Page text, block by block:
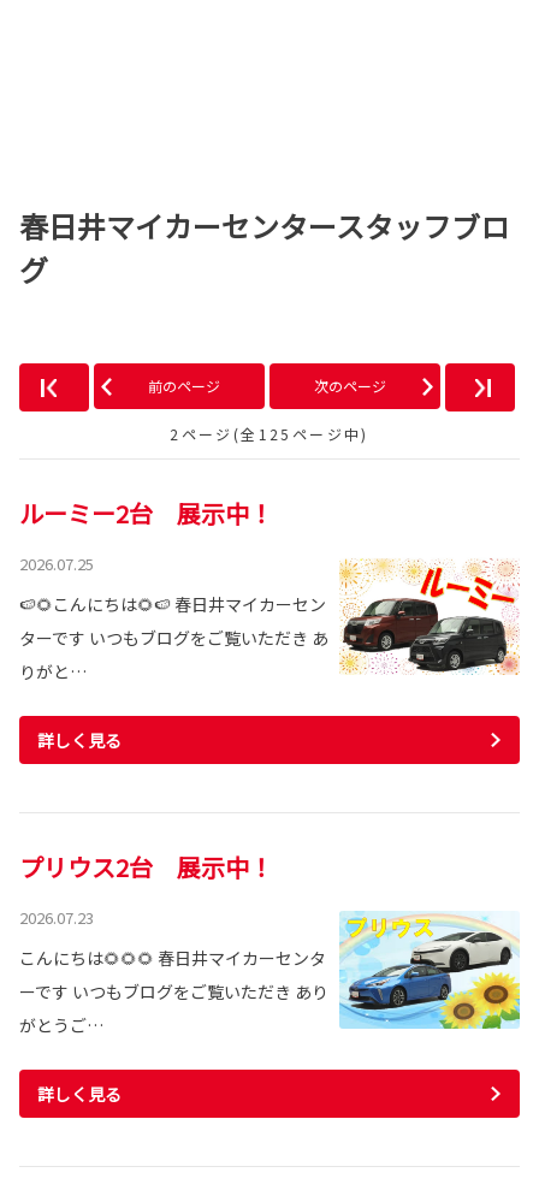
春日井マイカーセンタースタッフブロ
グ
前のページ 次のページ
2ページ(全125ページ中)
ルーミー2台 展示中！
2026.07.25
🍉🌻こんにちは🌻🍉 春日井マイカーセン
ターです いつもブログをご覧いただき あ
りがと…
詳しく見る
プリウス2台 展示中！
2026.07.23
こんにちは🌻🌻🌻 春日井マイカーセンタ
ーです いつもブログをご覧いただき あり
がとうご…
詳しく見る